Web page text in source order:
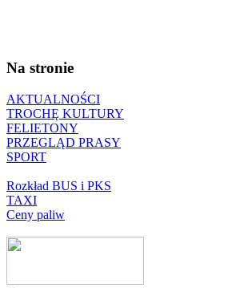
Na stronie
AKTUALNOŚCI
TROCHĘ KULTURY
FELIETONY
PRZEGLĄD PRASY
SPORT
Rozkład BUS i PKS
TAXI
Ceny paliw